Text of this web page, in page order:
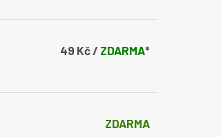
49 Kč / ZDARMA*
ZDARMA